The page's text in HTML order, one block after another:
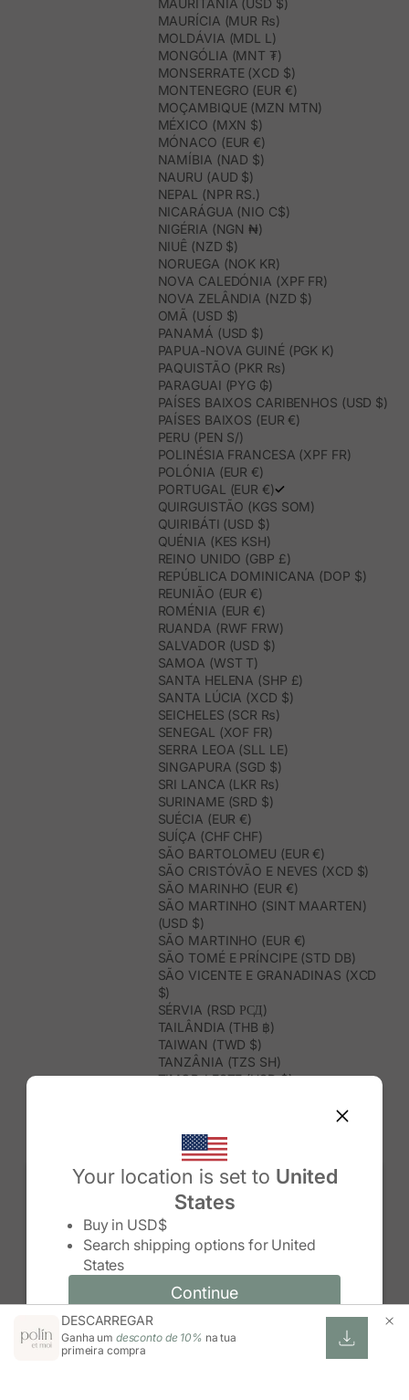
Your location is set to United
States
Buy in USD$
Search shipping options for United
States
Continue
Change country/region and language
Change country/region
Continue
MAURITÂNIA (USD $)
MAURÍCIA (MUR ₨)
MOLDÁVIA (MDL L)
MONGÓLIA (MNT ₮)
MONSERRATE (XCD $)
MONTENEGRO (EUR €)
MOÇAMBIQUE (MZN MTN)
MÉXICO (MXN $)
MÓNACO (EUR €)
NAMÍBIA (NAD $)
NAURU (AUD $)
NEPAL (NPR RS.)
NICARÁGUA (NIO C$)
NIGÉRIA (NGN ₦)
NIUÊ (NZD $)
NORUEGA (NOK KR)
NOVA CALEDÓNIA (XPF FR)
NOVA ZELÂNDIA (NZD $)
OMÃ (USD $)
PANAMÁ (USD $)
PAPUA-NOVA GUINÉ (PGK K)
PAQUISTÃO (PKR ₨)
PARAGUAI (PYG ₲)
PAÍSES BAIXOS CARIBENHOS (USD $)
PAÍSES BAIXOS (EUR €)
PERU (PEN S/)
POLINÉSIA FRANCESA (XPF FR)
POLÓNIA (EUR €)
PORTUGAL (EUR €)
QUIRGUISTÃO (KGS SOM)
QUIRIBÁTI (USD $)
QUÉNIA (KES KSH)
REINO UNIDO (GBP £)
REPÚBLICA DOMINICANA (DOP $)
REUNIÃO (EUR €)
ROMÉNIA (EUR €)
RUANDA (RWF FRW)
SALVADOR (USD $)
SAMOA (WST T)
SANTA HELENA (SHP £)
SANTA LÚCIA (XCD $)
SEICHELES (SCR ₨)
SENEGAL (XOF FR)
SERRA LEOA (SLL LE)
SINGAPURA (SGD $)
SRI LANCA (LKR ₨)
SURINAME (SRD $)
SUÉCIA (EUR €)
SUÍÇA (CHF CHF)
SÃO BARTOLOMEU (EUR €)
SÃO CRISTÓVÃO E NEVES (XCD $)
SÃO MARINHO (EUR €)
SÃO MARTINHO (SINT MAARTEN)
(USD $)
SÃO MARTINHO (EUR €)
SÃO TOMÉ E PRÍNCIPE (STD DB)
SÃO VICENTE E GRANADINAS (XCD
$)
SÉRVIA (RSD РСД)
TAILÂNDIA (THB ฿)
TAIWAN (TWD $)
TANZÂNIA (TZS SH)
TIMOR-LESTE (USD $)
TRINDADE E TOBAGO (TTD $)
TUNÍSIA (USD $)
TURQUEMENISTÃO (USD $)
TURQUIA (TRY ₺)
TUVALU (AUD $)
UGANDA (UGX USH)
URUGUAI (UYU $U)
USBEQUISTÃO (UZS SO'M)
VENEZUELA (USD $)
VIETNAME (VND ₫)
WALLIS E FUTUNA (XPF FR)
ZIMBABUÉ (USD $)
DESCARREGAR
Ganha um desconto de 10% na tua
primeira compra